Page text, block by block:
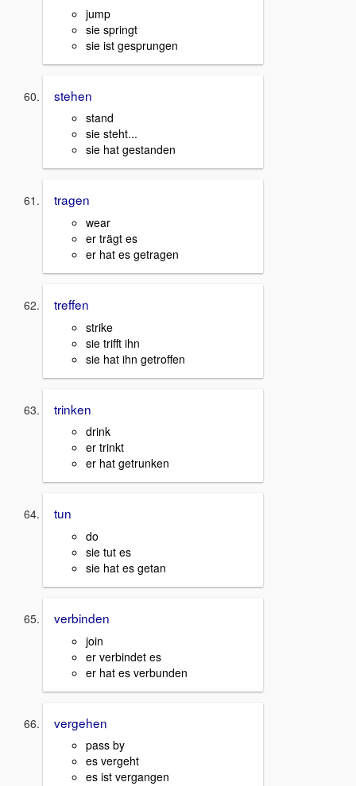
jump
sie springt
sie ist gesprungen
stehen
stand
sie steht...
sie hat gestanden
tragen
wear
er trägt es
er hat es getragen
treffen
strike
sie trifft ihn
sie hat ihn getroffen
trinken
drink
er trinkt
er hat getrunken
tun
do
sie tut es
sie hat es getan
verbinden
join
er verbindet es
er hat es verbunden
vergehen
pass by
es vergeht
es ist vergangen